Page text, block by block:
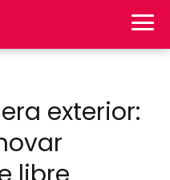
exterior: